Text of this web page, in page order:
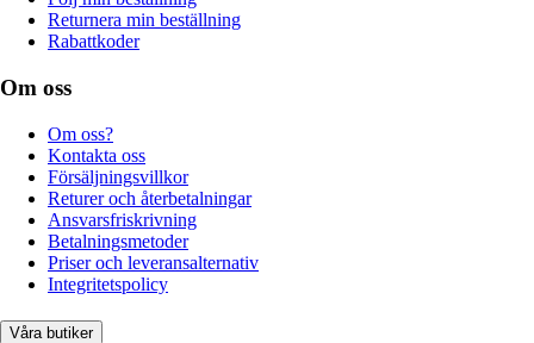
Returnera min beställning
Rabattkoder
Om oss
Om oss?
Kontakta oss
Försäljningsvillkor
Returer och återbetalningar
Ansvarsfriskrivning
Betalningsmetoder
Priser och leveransalternativ
Integritetspolicy
Våra butiker